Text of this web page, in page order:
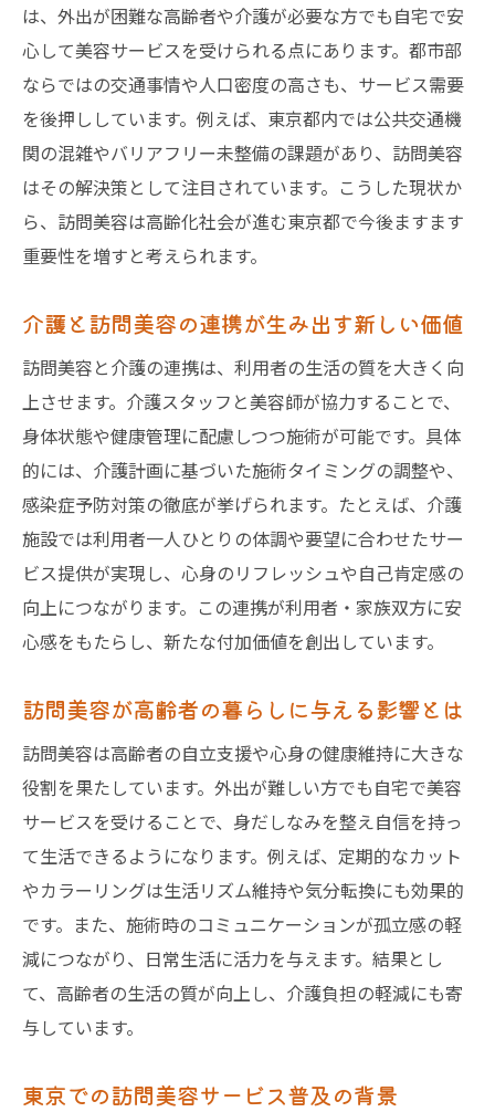
東京都における訪問美容の料金比較のコツ
出張美容師による訪問美容の費用内訳
訪問美容のサービス内容と料金バランス事
例
個人宅で受ける訪問美容の料金目安を知る
訪問美容の料金相場と出張費の違いを理解
介護保険が使える訪問美容の活用術
介護保険対応の訪問美容サービスの選び方
訪問美容の介護保険活用による費用軽減策
介護保険適用の訪問美容で注意すべき点
訪問美容と介護保険の申請方法を詳しく解
説
訪問美容の介護保険利用メリットと活用例
自宅で安心して受ける訪問美容サービス
自宅で訪問美容を安心して利用するための
準備
訪問美容師が持参する道具とサービス内容
高齢者のための自宅訪問美容の安全対策
訪問美容サービスの流れと時間の目安
家族と一緒に考える訪問美容の利用方法
訪問美容と助成金の関係を徹底解説
訪問美容利用時に活用できる主な助成金
東京都で受けられる訪問美容の助成制度
訪問美容と助成金申請の具体的な流れ
助成金を使った訪問美容の費用負担軽減策
ト
は、外出が困難な高齢者や介護が必要な方でも自宅で安
心して美容サービスを受けられる点にあります。都市部
ならではの交通事情や人口密度の高さも、サービス需要
を後押ししています。例えば、東京都内では公共交通機
関の混雑やバリアフリー未整備の課題があり、訪問美容
はその解決策として注目されています。こうした現状か
ら、訪問美容は高齢化社会が進む東京都で今後ますます
重要性を増すと考えられます。
介護と訪問美容の連携が生み出す新しい価値
訪問美容と介護の連携は、利用者の生活の質を大きく向
上させます。介護スタッフと美容師が協力することで、
身体状態や健康管理に配慮しつつ施術が可能です。具体
的には、介護計画に基づいた施術タイミングの調整や、
感染症予防対策の徹底が挙げられます。たとえば、介護
施設では利用者一人ひとりの体調や要望に合わせたサー
ビス提供が実現し、心身のリフレッシュや自己肯定感の
向上につながります。この連携が利用者・家族双方に安
心感をもたらし、新たな付加価値を創出しています。
訪問美容が高齢者の暮らしに与える影響とは
訪問美容は高齢者の自立支援や心身の健康維持に大きな
役割を果たしています。外出が難しい方でも自宅で美容
サービスを受けることで、身だしなみを整え自信を持っ
て生活できるようになります。例えば、定期的なカット
やカラーリングは生活リズム維持や気分転換にも効果的
です。また、施術時のコミュニケーションが孤立感の軽
減につながり、日常生活に活力を与えます。結果とし
て、高齢者の生活の質が向上し、介護負担の軽減にも寄
与しています。
東京での訪問美容サービス普及の背景